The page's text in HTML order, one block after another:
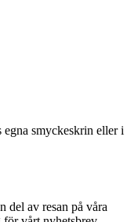
smyckeskrin eller i
del av resan på våra